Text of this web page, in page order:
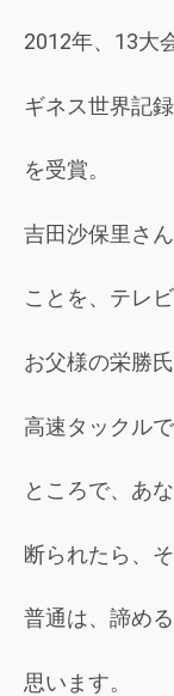
2012年、13大
ギネス世界記
を受賞。
吉田沙保里さ
ことを、テレ
お父様の栄勝
高速タックル
ところで、あ
断られたら、
普通は、諦め
思います。